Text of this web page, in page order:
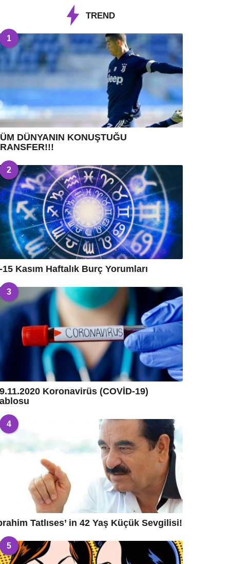
TREND
1
DÜNYANIN KONUŞTUĞU
2
15 Kasım Haftalık Burç Yorumları
3
Koronavirüs (COVİD-19)
4
Tatlıses’ in 42 Yaş Küçük Sevgilisi!
5